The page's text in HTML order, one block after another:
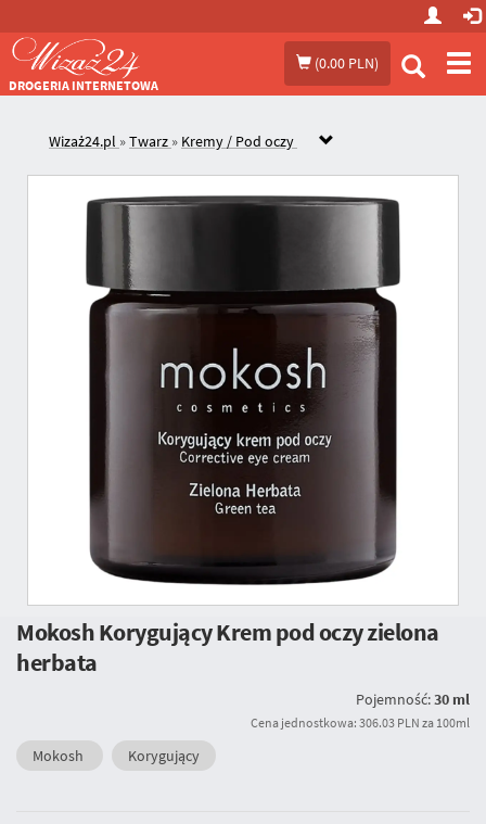
(0.00 PLN)
DROGERIA INTERNETOWA
Wizaż24.pl »Twarz » Kremy / Pod oczy
Mokosh Korygujący Krem pod oczy zielona
herbata
Pojemność:30 ml
Cena jednostkowa: 306.03 PLN za 100ml
Mokosh Korygujący